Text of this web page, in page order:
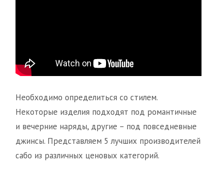
Необходимо определиться со стилем.
Некоторые изделия подходят под романтичные
и вечерние наряды, другие – под повседневные
джинсы. Представляем 5 лучших производителей
сабо из различных ценовых категорий.